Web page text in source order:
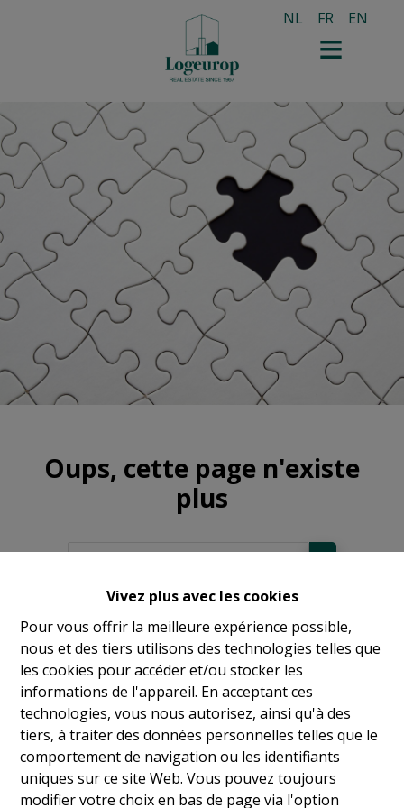
Vivez plus avec les cookies
Pour vous offrir la meilleure expérience possible,
nous et des tiers utilisons des technologies telles que
les cookies pour accéder et/ou stocker les
informations de l'appareil. En acceptant ces
technologies, vous nous autorisez, ainsi qu'à des
tiers, à traiter des données personnelles telles que le
comportement de navigation ou les identifiants
uniques sur ce site Web. Vous pouvez toujours
modifier votre choix en bas de page via l'option
NL FR EN
Oups, cette page n'existe
plus
À Vendre
À Louer